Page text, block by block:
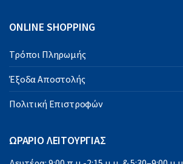
ONLINE SHOPPING
Τρόποι Πληρωμής
Έξοδα Αποστολής
Πολιτική Επιστροφών
ΩΡΑΡΙΟ ΛΕΙΤΟΥΡΓΙΑΣ